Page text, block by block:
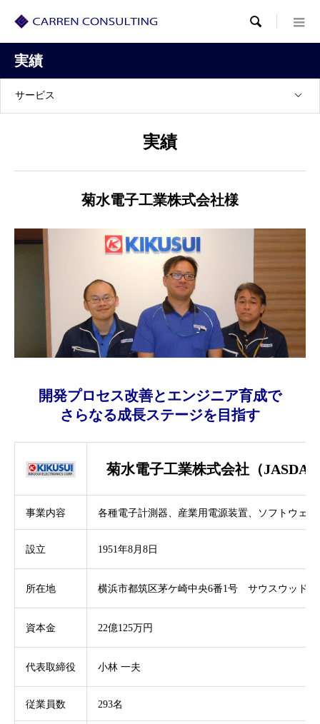

実績
サービス
実績
菊水電子工業株式会社様
開発プロセス改善とエンジニア育成で
さらなる成長ステージを目指す
菊水電子工業株式会社（
事業内容 各種電子計測器、産業用電源装置、ソフトウェ
設立 1951年8月8日
所在地 横浜市都筑区茅ケ崎中央6番1号 サウスウッド4
資本金 22億125万円
代表取締役 小林 一夫
従業員数 293名